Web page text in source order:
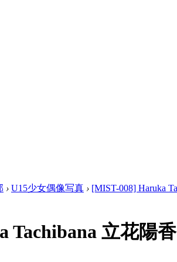
› U15少女偶像写真 › [MIST-008] Haruka
Tachibana 立花陽